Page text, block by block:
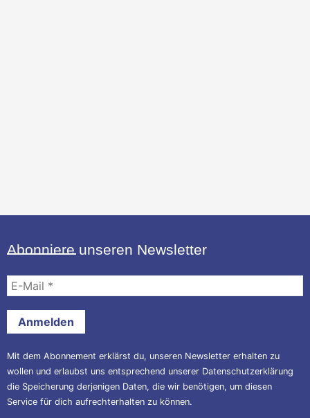
Abonniere unseren Newsletter
Mail
Mit dem Abonnement erklärst du, unseren Newsletter erhalten zu
wollen und erlaubst uns entsprechend unserer Datenschutzerklärung
die Speicherung derjenigen Daten, die wir benötigen, um diesen
Service für dich aufrechterhalten zu können.